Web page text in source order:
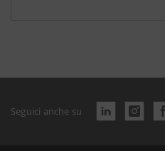
Seguici anche su